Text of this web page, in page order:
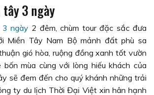
3 ngày
3 ngày 2 đêm, chùm tour đặc sắc đưa
Miền Tây Nam Bộ mảnh đất phù sa
gió hòa, ruộng đồng xanh tốt vườn
mùa cùng với lòng hiếu khách của
sẽ đem đến cho quý khánh những trải
ty du lịch Thời Đại Việt xin hân hạnh